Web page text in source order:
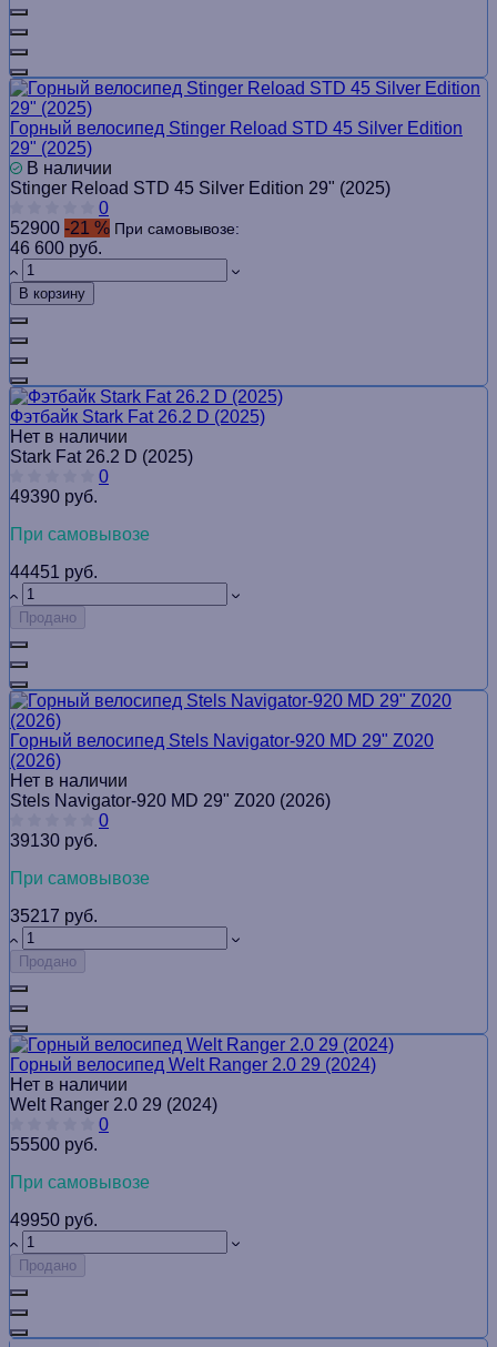
Горный велосипед Stinger Reload STD 45 Silver Edition
29" (2025)
В наличии
Stinger Reload STD 45 Silver Edition 29" (2025)
0
52900 -21 % При самовывозе:
46 600 руб.
В корзину
Фэтбайк Stark Fat 26.2 D (2025)
Нет в наличии
Stark Fat 26.2 D (2025)
0
49390 руб.
При самовывозе
44451 руб.
Продано
Горный велосипед Stels Navigator-920 MD 29" Z020
(2026)
Нет в наличии
Stels Navigator-920 MD 29" Z020 (2026)
0
39130 руб.
При самовывозе
35217 руб.
Продано
Горный велосипед Welt Ranger 2.0 29 (2024)
Нет в наличии
Welt Ranger 2.0 29 (2024)
0
55500 руб.
При самовывозе
49950 руб.
Продано